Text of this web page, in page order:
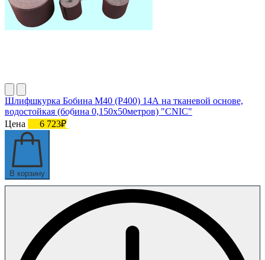
Шлифшкурка Бобина М40 (P400) 14А на тканевой основе,
водостойкая (бобина 0,150х50метров) "CNIC"
Цена
6 723₽
В корзину